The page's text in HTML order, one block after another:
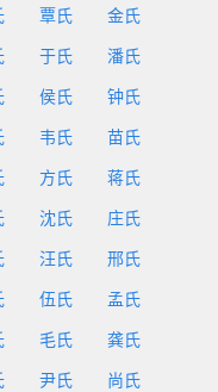
覃氏 金氏
于氏 潘氏
侯氏 钟氏
韦氏 苗氏
方氏 蒋氏
沈氏 庄氏
汪氏 邢氏
伍氏 孟氏
毛氏 龚氏
尹氏 尚氏